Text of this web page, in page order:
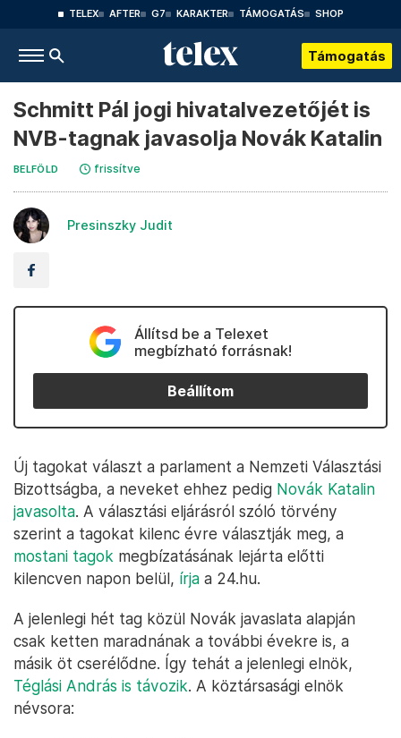
TELEX AFTER G7 KARAKTER TÁMOGATÁS SHOP
Támogatás
Schmitt Pál jogi hivatalvezetőjét is
NVB-tagnak javasolja Novák Katalin
BELFÖLD frissítve
Presinszky Judit
Állítsd be a Telexet
megbízható forrásnak!
Beállítom
Új tagokat választ a parlament a Nemzeti Választási
Bizottságba, a neveket ehhez pedig Novák Katalin
javasolta. A választási eljárásról szóló törvény
szerint a tagokat kilenc évre választják meg, a
mostani tagok megbízatásának lejárta előtti
kilencven napon belül, írja a 24.hu.
A jelenlegi hét tag közül Novák javaslata alapján
csak ketten maradnának a további évekre is, a
másik öt cserélődne. Így tehát a jelenlegi elnök,
Téglási András is távozik. A köztársasági elnök
névsora: